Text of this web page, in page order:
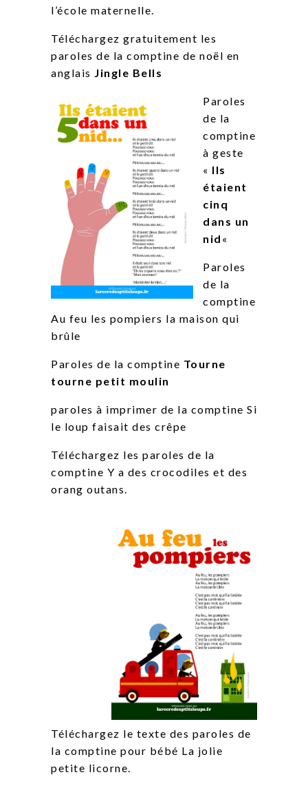
l’école maternelle.
Téléchargez gratuitement les
paroles de la comptine de noël en
anglais Jingle Bells
Paroles
de la
comptine
à geste
« Ils
étaient
cinq
dans un
nid «
Paroles
de la
comptine
Au feu les pompiers la maison qui
brûle
Paroles de la comptine Tourne
tourne petit moulin
paroles à imprimer de la comptine Si
le loup faisait des crêpe
Téléchargez les paroles de la
comptine Y a des crocodiles et des
orang outans.
Téléchargez le texte des paroles de
la comptine pour bébé La jolie
petite licorne.